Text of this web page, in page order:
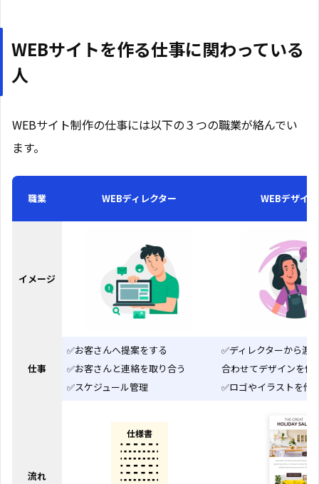
WEBサイトを作る仕事に関わっている
人
WEBサイト制作の仕事には以下の３つの職業が絡んでい
ます。
職業 WEBディレクター WEBデザイ
イメージ
仕事
✅お客さんへ提案をする
✅お客さんと連絡を取り合う
✅スケジュール管理
✅ディレクターから渡
合わせてデザインを作
✅ロゴやイラストを作
流れ